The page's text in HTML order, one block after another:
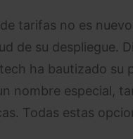
tarifas no es
de su despliegue.
ha bautizado su
nombre especial,
Todas estas